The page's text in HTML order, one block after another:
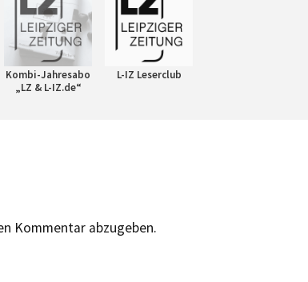
Kombi-Jahresabo
„LZ & L-IZ.de“
L-IZ Leserclub
Kommentar abzugeben.